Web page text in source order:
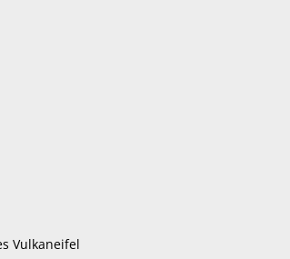
Vulkaneifel